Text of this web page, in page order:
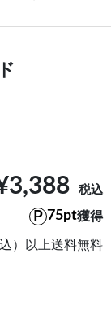
75pt獲得
）以上送料無料